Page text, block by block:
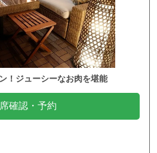
！ジューシーなお肉を堪能
確認・予約